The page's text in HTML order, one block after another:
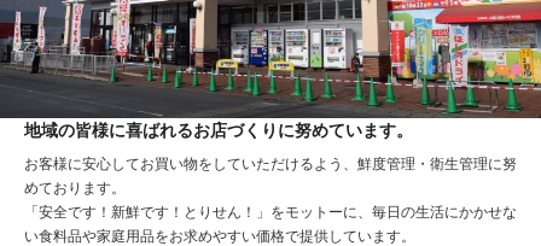
地域の皆様に喜ばれるお店づくりに努めています。
お客様に安心してお買い物をしていただけるよう、鮮度管理・衛生管理に努
めております。
「安全です！新鮮です！とりせん！」をモットーに、毎日の生活にかかせな
い食料品や家庭用品をお求めやすい価格で提供しています。